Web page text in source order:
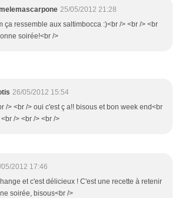
25/05/2012 21:28
ça ressemble aux saltimbocca :)<br /> <br /> <br
soirée!<br />
26/05/2012 15:54
/> <br /> oui c'est ç a!! bisous et bon week end<br
<br /> <br /> <br />
05/2012 17:46
et c'est délicieux ! C'est une recette à retenir
soirée, bisous<br />